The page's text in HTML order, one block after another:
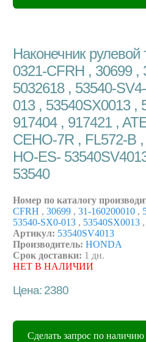
Наконечник рулевой
0321-CFRH , 30699 ,
5032618 , 53540-
013 , 53540SX0013 ,
917404 , 917421 ,
CEHO-7R , FL572-B
HO-ES-
53540
Номер по каталогу
CFRH , 30699 , 31-160200010 ,
53540-SX0-013 , 53540SX0013 ,
Артикул: 53540SV4013
Производитель: HONDA
Срок доставки: 1 дн.
НЕТ В НАЛИЧИИ
Цена: 2380
Сделать запрос по наличию